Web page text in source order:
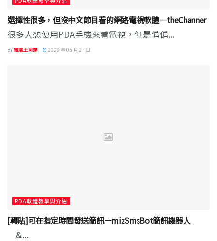
選擇性很多，但沒中文節目看的網路電視軟體—theChanner
很多人想使用PDA手機來看電視，但是偏偏...
BY 電腦王阿達 2009 年 05 月 27 日
PDA軟體教學與介紹
[轉貼]可在指定時間發送簡訊—mizSmsBot簡訊機器人
&...